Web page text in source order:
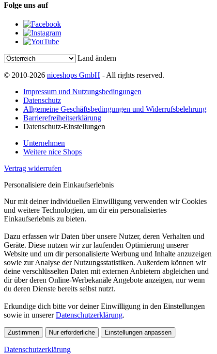
Folge uns auf
Land ändern
© 2010-2026 niceshops GmbH - All rights reserved.
Impressum und Nutzungsbedingungen
Datenschutz
Allgemeine Geschäftsbedingungen und Widerrufsbelehrung
Barrierefreiheitserklärung
Datenschutz-Einstellungen
Unternehmen
Weitere nice Shops
Vertrag widerrufen
Personalisiere dein Einkaufserlebnis
Nur mit deiner individuellen Einwilligung verwenden wir Cookies
und weitere Technologien, um dir ein personalisiertes
Einkaufserlebnis zu bieten.
Dazu erfassen wir Daten über unsere Nutzer, deren Verhalten und
Geräte. Diese nutzen wir zur laufenden Optimierung unserer
Website und um dir personalisierte Werbung und Inhalte anzuzeigen
sowie zur Analyse der Nutzungsstatistiken. Außerdem können wir
deine verschlüsselten Daten mit externen Anbietern abgleichen und
dir über deren Online-Werbekanäle Angebote anzeigen, nur wenn
du deren Dienste bereits selbst nutzt.
Erkundige dich bitte vor deiner Einwilligung in den Einstellungen
sowie in unsererDatenschutzerklärung.
Zustimmen Nur erforderliche Einstellungen anpassen
Datenschutzerklärung